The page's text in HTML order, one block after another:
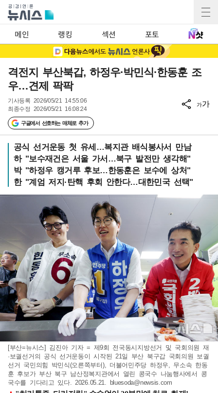
메인 랭킹 섹션 포토
격전지 부산북갑, 하정우·박민식·한동훈 조
우…견제 팍팍
기사등록 2026/05/21 14:55:06
최종수정 2026/05/21 16:08:24
구글에서 선호하는 매체로 추가
가가
공식 선거운동 첫 유세…복지관 배식봉사서 만남
하 "보수재건은 서울 가서…북구 발전만 생각해"
박 "하정우 캥거루 후보…한동훈은 보수에 상처"
한 "계엄 저지·탄핵 후회 안한다…대한민국 선택"
[부산=뉴시스] 김진아 기자 = 제9회 전국동시지방선거 및 국회의원 재
·보궐선거의 공식 선거운동이 시작된 21일 부산 북구갑 국회의원 보궐
선거 국민의힘 박민식(오른쪽부터), 더불어민주당 하정우, 무소속 한동
훈 후보가 부산 북구 남산정복지관에서 열린 콩국수 나눔행사에서 콩
국수를 기다리고 있다. 2026.05.21.
bluesoda@newsis.com